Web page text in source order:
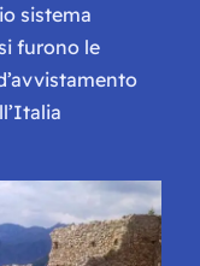
sistema
furono le